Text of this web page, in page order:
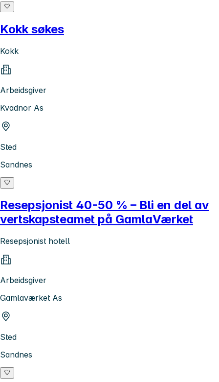
Kokk søkes
Kokk
Arbeidsgiver
Kvadnor As
Sted
Sandnes
Resepsjonist 40-50 % – Bli en del av
vertskapsteamet på GamlaVærket
Resepsjonist hotell
Arbeidsgiver
Gamlaværket As
Sted
Sandnes